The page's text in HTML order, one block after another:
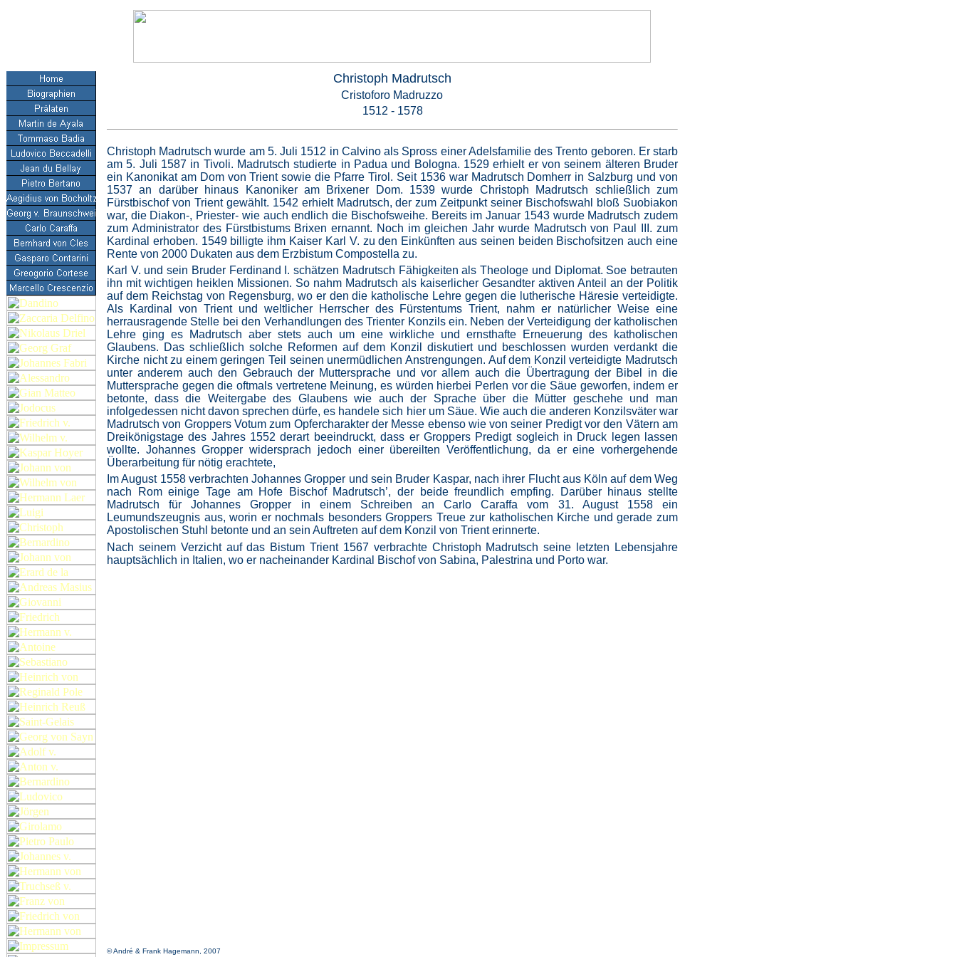
Christoph Madrutsch
Cristoforo Madruzzo
1512 - 1578
Christoph Madrutsch wurde am 5. Juli 1512 in Calvino als Spross einer Adelsfamilie des Trento geboren. Er starb
am 5. Juli 1587 in Tivoli. Madrutsch studierte in Padua und Bologna. 1529 erhielt er von seinem älteren Bruder
ein Kanonikat am Dom von Trient sowie die Pfarre Tirol. Seit 1536 war Madrutsch Domherr in Salzburg und von
1537 an darüber hinaus Kanoniker am Brixener Dom. 1539 wurde Christoph Madrutsch schließlich zum
Fürstbischof von Trient gewählt. 1542 erhielt Madrutsch, der zum Zeitpunkt seiner Bischofswahl bloß Suobiakon
war, die Diakon-, Priester- wie auch endlich die Bischofsweihe. Bereits im Januar 1543 wurde Madrutsch zudem
zum Administrator des Fürstbistums Brixen ernannt. Noch im gleichen Jahr wurde Madrutsch von Paul III. zum
Kardinal erhoben. 1549 billigte ihm Kaiser Karl V. zu den Einkünften aus seinen beiden Bischofsitzen auch eine
Rente von 2000 Dukaten aus dem Erzbistum Compostella zu.
Karl V. und sein Bruder Ferdinand I. schätzen Madrutsch Fähigkeiten als Theologe und Diplomat. Soe betrauten
ihn mit wichtigen heiklen Missionen. So nahm Madrutsch als kaiserlicher Gesandter aktiven Anteil an der Politik
auf dem Reichstag von Regensburg, wo er den die katholische Lehre gegen die lutherische Häresie verteidigte.
Als Kardinal von Trient und weltlicher Herrscher des Fürstentums Trient, nahm er natürlicher Weise eine
herrausragende Stelle bei den Verhandlungen des Trienter Konzils ein. Neben der Verteidigung der katholischen
Lehre ging es Madrutsch aber stets auch um eine wirkliche und ernsthafte Erneuerung des katholischen
Glaubens. Das schließlich solche Reformen auf dem Konzil diskutiert und beschlossen wurden verdankt die
Kirche nicht zu einem geringen Teil seinen unermüdlichen Anstrengungen. Auf dem Konzil verteidigte Madrutsch
unter anderem auch den Gebrauch der Muttersprache und vor allem auch die Übertragung der Bibel in die
Muttersprache gegen die oftmals vertretene Meinung, es würden hierbei Perlen vor die Säue geworfen, indem er
betonte, dass die Weitergabe des Glaubens wie auch der Sprache über die Mütter geschehe und man
infolgedessen nicht davon sprechen dürfe, es handele sich hier um Säue. Wie auch die anderen Konzilsväter war
Madrutsch von Groppers Votum zum Opfercharakter der Messe ebenso wie von seiner Predigt vor den Vätern am
Dreikönigstage des Jahres 1552 derart beeindruckt, dass er Groppers Predigt sogleich in Druck legen lassen
wollte. Johannes Gropper widersprach jedoch einer übereilten Veröffentlichung, da er eine vorhergehende
Überarbeitung für nötig erachtete,
Im August 1558 verbrachten Johannes Gropper und sein Bruder Kaspar, nach ihrer Flucht aus Köln auf dem Weg
nach Rom einige Tage am Hofe Bischof Madrutsch’, der beide freundlich empfing. Darüber hinaus stellte
Madrutsch für Johannes Gropper in einem Schreiben an Carlo Caraffa vom 31. August 1558 ein
Leumundszeugnis aus, worin er nochmals besonders Groppers Treue zur katholischen Kirche und gerade zum
Apostolischen Stuhl betonte und an sein Auftreten auf dem Konzil von Trient erinnerte.
Nach seinem Verzicht auf das Bistum Trient 1567 verbrachte Christoph Madrutsch seine letzten Lebensjahre
hauptsächlich in Italien, wo er nacheinander Kardinal Bischof von Sabina, Palestrina und Porto war.
© André & Frank Hagemann, 2007